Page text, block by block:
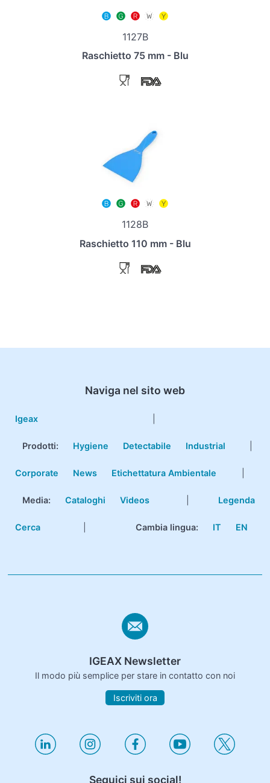
1127B
Raschietto 75 mm - Blu
1128B
Raschietto 110 mm - Blu
Naviga nel sito web
Igeax
Prodotti: Hygiene Detectabile Industrial
Corporate News Etichettatura Ambientale
Media: Cataloghi Videos Legenda
Cerca Cambia lingua: IT EN
IGEAX Newsletter
Il modo più semplice per stare in contatto con noi
Iscriviti ora
Seguici sui social!